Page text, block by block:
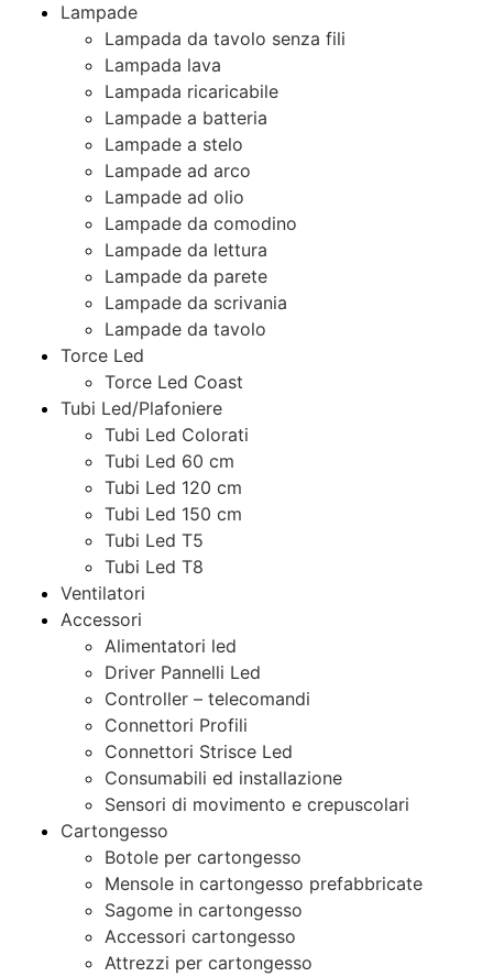
Lampade
Lampada da tavolo senza fili
Lampada lava
Lampada ricaricabile
Lampade a batteria
Lampade a stelo
Lampade ad arco
Lampade ad olio
Lampade da comodino
Lampade da lettura
Lampade da parete
Lampade da scrivania
Lampade da tavolo
Torce Led
Torce Led Coast
Tubi Led/Plafoniere
Tubi Led Colorati
Tubi Led 60 cm
Tubi Led 120 cm
Tubi Led 150 cm
Tubi Led T5
Tubi Led T8
Ventilatori
Accessori
Alimentatori led
Driver Pannelli Led
Controller – telecomandi
Connettori Profili
Connettori Strisce Led
Consumabili ed installazione
Sensori di movimento e crepuscolari
Cartongesso
Botole per cartongesso
Mensole in cartongesso prefabbricate
Sagome in cartongesso
Accessori cartongesso
Attrezzi per cartongesso